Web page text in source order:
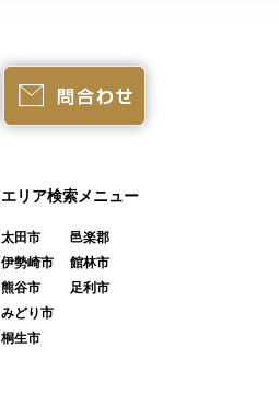
エリア検索メニュー
太田市
伊勢崎市
熊谷市
みどり市
桐生市
邑楽郡
館林市
足利市